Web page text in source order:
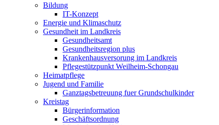
Bildung
IT-Konzept
Energie und Klimaschutz
Gesundheit im Landkreis
Gesundheitsamt
Gesundheitsregion plus
Krankenhausversorung im Landkreis
Pflegestützpunkt Weilheim-Schongau
Heimatpflege
Jugend und Familie
Ganztagsbetreuung fuer Grundschulkinder
Kreistag
Bürgerinformation
Geschäftsordnung